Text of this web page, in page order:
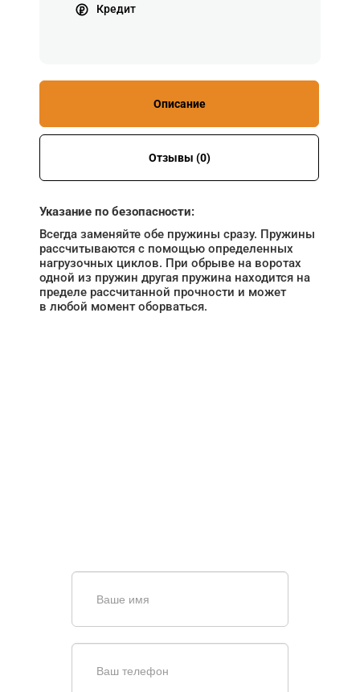
Кредит
Описание
Отзывы (0)
Указание по безопасности:
Всегда заменяйте обе пружины сразу. Пружины
рассчитываются с помощью определенных
нагрузочных циклов. При обрыве на воротах
одной из пружин другая пружина находится на
пределе рассчитанной прочности и может
в любой момент оборваться.